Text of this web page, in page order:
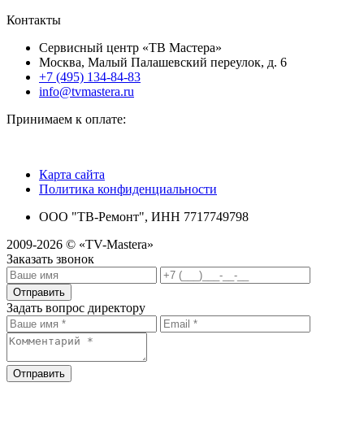
Контакты
Сервисный центр «ТВ Мастера»
Москва, Малый Палашевский переулок, д. 6
+7 (495) 134-84-83
info@tvmastera.ru
Принимаем к оплате:
Карта сайта
Политика конфиденциальности
ООО "ТВ-Ремонт", ИНН 7717749798
2009-2026 © «TV-Mastera»
Заказать звонок
Отправить
Задать вопрос директору
Отправить